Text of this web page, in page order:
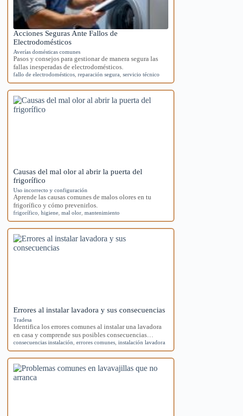
Acciones Seguras Ante Fallos de
Electrodomésticos
Averías domésticas comunes
Pasos y consejos para gestionar de manera segura las
fallas inesperadas de electrodomésticos.
fallo de electrodomésticos ,reparación segura ,servicio técnico
Causas del mal olor al abrir la puerta del
frigorífico
Uso incorrecto y configuración
Aprende las causas comunes de malos olores en tu
frigorífico y cómo prevenirlos.
frigorífico ,higiene ,mal olor ,mantenimiento
Errores al instalar lavadora y sus consecuencias
Tradesa
Identifica los errores comunes al instalar una lavadora
en casa y comprende sus posibles consecuencias…
consecuencias instalación ,errores comunes ,instalación lavadora